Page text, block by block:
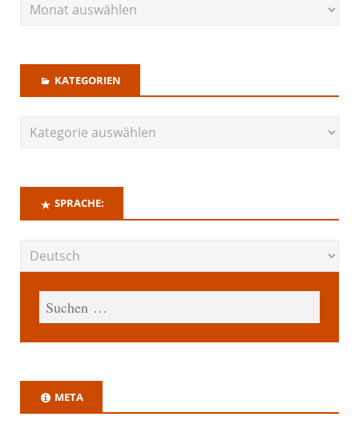
KATEGORIEN
SPRACHE:
META